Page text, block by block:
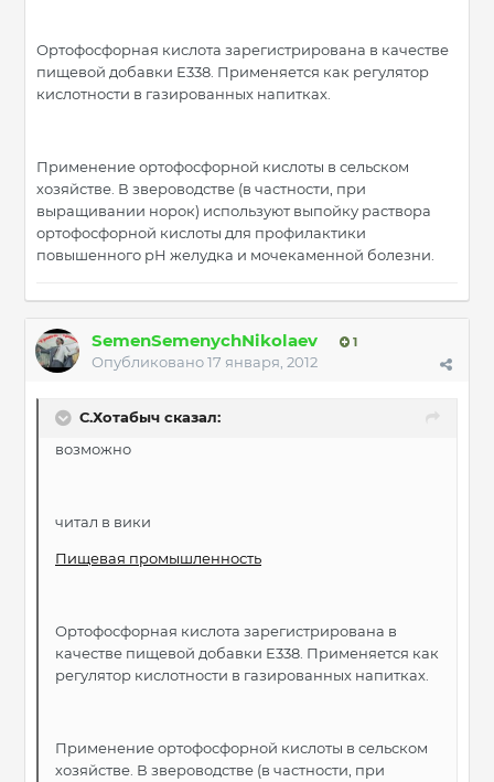
Ортофосфорная кислота зарегистрирована в качестве
пищевой добавки E338. Применяется как регулятор
кислотности в газированных напитках.
Применение ортофосфорной кислоты в сельском
хозяйстве. В звероводстве (в частности, при
выращивании норок) используют выпойку раствора
ортофосфорной кислоты для профилактики
повышенного рН желудка и мочекаменной болезни.
SemenSemenychNikolaev 1
Опубликовано17 января, 2012
С.Хотабыч сказал:
возможно
читал в вики
Пищевая промышленность
Ортофосфорная кислота зарегистрирована в
качестве пищевой добавки E338. Применяется как
регулятор кислотности в газированных напитках.
Применение ортофосфорной кислоты в сельском
хозяйстве. В звероводстве (в частности, при